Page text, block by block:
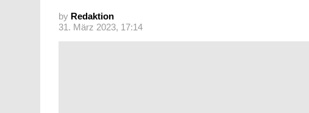
by Redaktion
31. März 2023, 17:14